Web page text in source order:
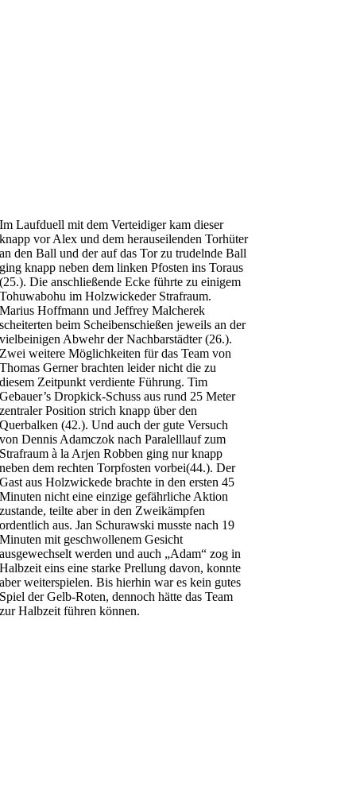
Im Laufduell mit dem Verteidiger kam dieser
knapp vor Alex und dem herauseilenden Torhüter
an den Ball und der auf das Tor zu trudelnde Ball
ging knapp neben dem linken Pfosten ins Toraus
(25.). Die anschließende Ecke führte zu einigem
Tohuwabohu im Holzwickeder Strafraum.
Marius Hoffmann und Jeffrey Malcherek
scheiterten beim Scheibenschießen jeweils an der
vielbeinigen Abwehr der Nachbarstädter (26.).
Zwei weitere Möglichkeiten für das Team von
Thomas Gerner brachten leider nicht die zu
diesem Zeitpunkt verdiente Führung. Tim
Gebauer’s Dropkick-Schuss aus rund 25 Meter
zentraler Position strich knapp über den
Querbalken (42.). Und auch der gute Versuch
von Dennis Adamczok nach Paralelllauf zum
Strafraum à la Arjen Robben ging nur knapp
neben dem rechten Torpfosten vorbei(44.). Der
Gast aus Holzwickede brachte in den ersten 45
Minuten nicht eine einzige gefährliche Aktion
zustande, teilte aber in den Zweikämpfen
ordentlich aus. Jan Schurawski musste nach 19
Minuten mit geschwollenem Gesicht
ausgewechselt werden und auch „Adam“ zog in
Halbzeit eins eine starke Prellung davon, konnte
aber weiterspielen. Bis hierhin war es kein gutes
Spiel der Gelb-Roten, dennoch hätte das Team
zur Halbzeit führen können.